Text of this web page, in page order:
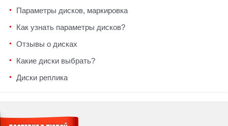
Параметры дисков, маркировка
Как узнать параметры дисков?
Отзывы о дисках
Какие диски выбрать?
Диски реплика